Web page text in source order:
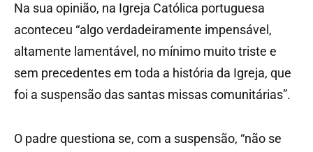
Na sua opinião, na Igreja Católica portuguesa
aconteceu “algo verdadeiramente impensável,
altamente lamentável, no mínimo muito triste e
sem precedentes em toda a história da Igreja, que
foi a suspensão das santas missas comunitárias”.
O padre questiona se, com a suspensão, “não se